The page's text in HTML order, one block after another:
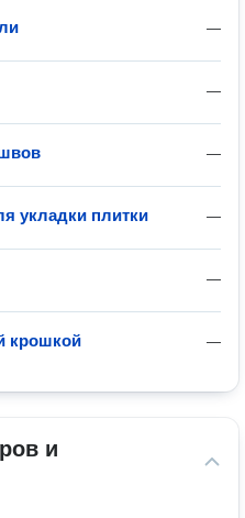
—
—
—
—
укладки плитки
—
—
крошкой
и